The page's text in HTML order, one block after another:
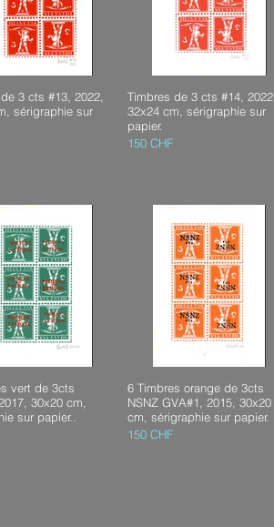
3 cts #13, 2022,
sérigraphie sur
Timbres de 3 cts #14, 2022,
32x24 cm, sérigraphie sur
papier.
150 CHF
vert de 3cts
30x20 cm,
sur papier..
6 Timbres orange de 3cts
NSNZ GVA#1, 2015, 30x20
cm, sérigraphie sur papier.
150 CHF